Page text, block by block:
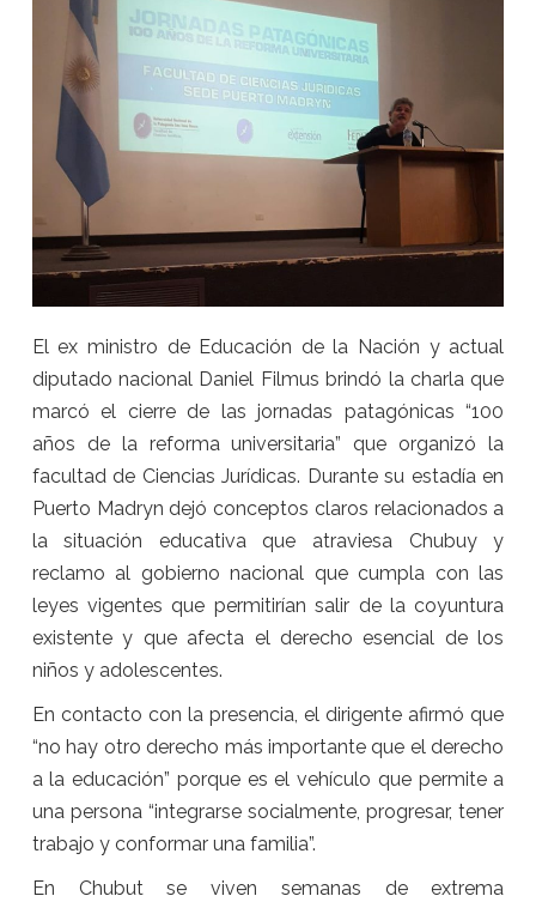
El ex ministro de Educación de la Nación y actual
diputado nacional Daniel Filmus brindó la charla que
marcó el cierre de las jornadas patagónicas “100
años de la reforma universitaria” que organizó la
facultad de Ciencias Jurídicas. Durante su estadía en
Puerto Madryn dejó conceptos claros relacionados a
la situación educativa que atraviesa Chubuy y
reclamo al gobierno nacional que cumpla con las
leyes vigentes que permitirían salir de la coyuntura
existente y que afecta el derecho esencial de los
niños y adolescentes.
En contacto con la presencia, el dirigente afirmó que
“no hay otro derecho más importante que el derecho
a la educación” porque es el vehículo que permite a
una persona “integrarse socialmente, progresar, tener
trabajo y conformar una familia”.
En Chubut se viven semanas de extrema